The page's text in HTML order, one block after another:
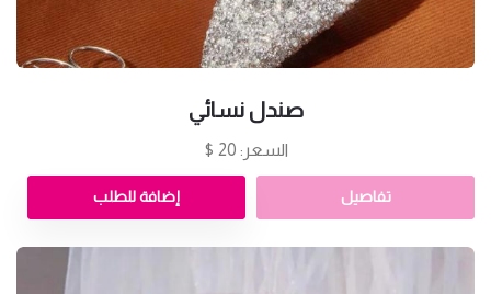
صندل نسائي
السعر: 20 $
تفاصيل إضافة للطلب